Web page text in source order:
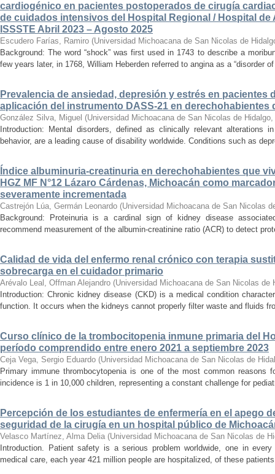
cardiogénico en pacientes postoperados de cirugía
de cuidados intensivos del Hospital Regional / Hospital de
ISSSTE Abril 2023 – Agosto 2025
Escudero Farías, Ramiro (Universidad Michoacana de San Nicolas de
Background: The word “shock” was first used in 1743 to describe a
few years later, in 1768, William Heberden referred to angina as a “disorder
Prevalencia de ansiedad, depresión y estrés en pacientes
aplicación del instrumento DASS-21 en derechohabientes
González Silva, Miguel (Universidad Michoacana de San Nicolas de Hidalgo,
Introduction: Mental disorders, defined as clinically relevant alterations
behavior, are a leading cause of disability worldwide. Conditions such as
Índice albuminuria-creatinuria en derechohabientes que
HGZ MF N°12 Lázaro Cárdenas, Michoacán como
severamente incrementada
Castrejón Lúa, Germán Leonardo (Universidad Michoacana de San Nicolas
Background: Proteinuria is a cardinal sign of kidney disease
recommend measurement of the albumin-creatinine ratio (ACR) to detect
Calidad de vida del enfermo renal crónico con terapia
sobrecarga en el cuidador primario
Arévalo Leal, Offman Alejandro (Universidad Michoacana de San Nicolas de
Introduction: Chronic kidney disease (CKD) is a medical condition
function. It occurs when the kidneys cannot properly filter waste and fluids
Curso clínico de la trombocitopenia inmune primaria del
período comprendido entre enero 2021 a septiembre 2023
Ceja Vega, Sergio Eduardo (Universidad Michoacana de San Nicolas de
Primary immune thrombocytopenia is one of the most common reasons
incidence is 1 in 10,000 children, representing a constant challenge for
Percepción de los estudiantes de enfermería en el apego
seguridad de la cirugía en un hospital público de
Velasco Martínez, Alma Delia (Universidad Michoacana de San Nicolas de
Introduction. Patient safety is a serious problem worldwide, one in
medical care, each year 421 million people are hospitalized, of these